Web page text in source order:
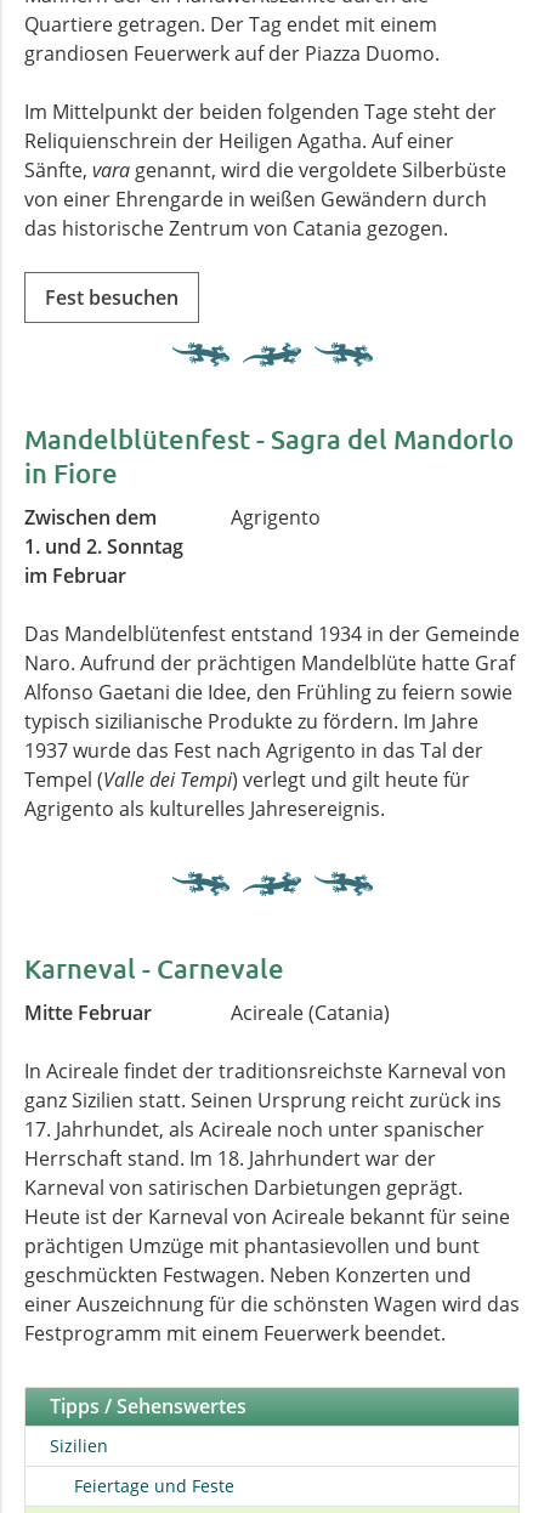
Quartiere getragen. Der Tag endet mit einem
grandiosen Feuerwerk auf der Piazza Duomo.
Im Mittelpunkt der beiden folgenden Tage steht der
Reliquienschrein der Heiligen Agatha. Auf einer
Sänfte, vara genannt, wird die vergoldete Silberbüste
von einer Ehrengarde in weißen Gewändern durch
das historische Zentrum von Catania gezogen.
Fest besuchen
Mandelblütenfest -Sagra del Mandorlo
in Fiore
Zwischen dem
1. und 2. Sonntag
im Februar
Agrigento
Das Mandelblütenfest entstand 1934 in der Gemeinde
Naro. Aufrund der prächtigen Mandelblüte hatte Graf
Alfonso Gaetani die Idee, den Frühling zu feiern sowie
typisch sizilianische Produkte zu fördern. Im Jahre
1937 wurde das Fest nach Agrigento in das Tal der
Tempel (Valle dei Tempi) verlegt und gilt heute für
Agrigento als kulturelles Jahresereignis.
Karneval - Carnevale
Mitte Februar Acireale (Catania)
In Acireale findet der traditionsreichste Karneval von
ganz Sizilien statt. Seinen Ursprung reicht zurück ins
17. Jahrhundet, als Acireale noch unter spanischer
Herrschaft stand. Im 18. Jahrhundert war der
Karneval von satirischen Darbietungen geprägt.
Heute ist der Karneval von Acireale bekannt für seine
prächtigen Umzüge mit phantasievollen und bunt
geschmückten Festwagen. Neben Konzerten und
einer Auszeichnung für die schönsten Wagen wird das
Festprogramm mit einem Feuerwerk beendet.
Tipps / Sehenswertes
Sizilien
Feiertage und Feste